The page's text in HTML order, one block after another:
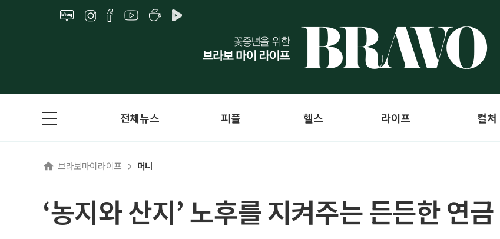
전체뉴스 피플 헬스 라이프 컬처
브라보마이라이프 머니
‘농지와 산지’ 노후를 지켜주는 든든한 연금